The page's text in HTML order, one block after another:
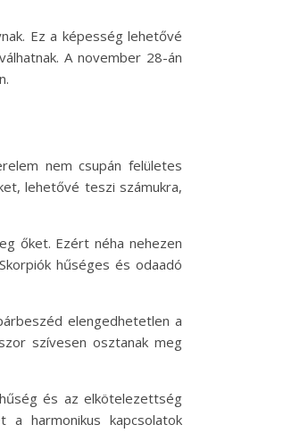
Ez a képesség lehetővé
A november 28-án
nem csupán felületes
lehetővé teszi számukra,
őket. Ezért néha nehezen
hűséges és odaadó
elengedhetetlen a
szívesen osztanak meg
és az elkötelezettség
a harmonikus kapcsolatok